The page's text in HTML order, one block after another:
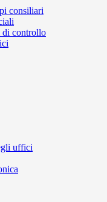
consiliari
di controllo
uffici